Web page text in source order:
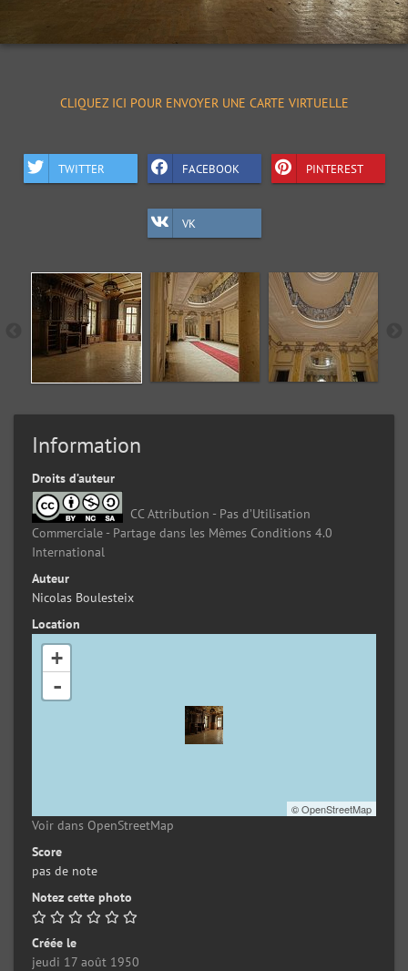
CLIQUEZ ICI POUR ENVOYER UNE CARTE VIRTUELLE
TWITTER FACEBOOK PINTEREST
VK
Information
Droits d’auteur
CC Attribution - Pas d’Utilisation
Commerciale - Partage dans les Mêmes Conditions 4.0
International
Auteur
Nicolas Boulesteix
Location
+
-
©OpenStreetMap
Voir dans OpenStreetMap
Score
pas de note
Notez cette photo
Créée le
jeudi 17 août 1950